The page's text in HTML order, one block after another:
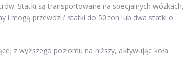
Statki są transportowane na specjalnych wózkach,
i mogą przewozić statki do 50 ton lub dwa statki o
z wyższego poziomu na niższy, aktywując koła